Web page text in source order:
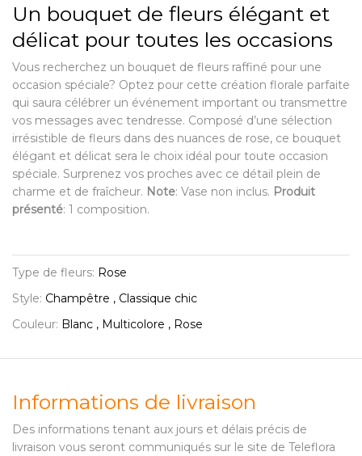
Un bouquet de fleurs élégant et
délicat pour toutes les occasions
Vous recherchez un bouquet de fleurs raffiné pour une
occasion spéciale? Optez pour cette création florale parfaite
qui saura célébrer un événement important ou transmettre
vos messages avec tendresse. Composé d’une sélection
irrésistible de fleurs dans des nuances de rose, ce bouquet
élégant et délicat sera le choix idéal pour toute occasion
spéciale. Surprenez vos proches avec ce détail plein de
charme et de fraîcheur. Note: Vase non inclus. Produit
présenté: 1 composition.
Type de fleurs: Rose
Style: Champêtre , Classique chic
Couleur: Blanc , Multicolore , Rose
Informations de livraison
Des informations tenant aux jours et délais précis de
livraison vous seront communiqués sur le site de Teleflora